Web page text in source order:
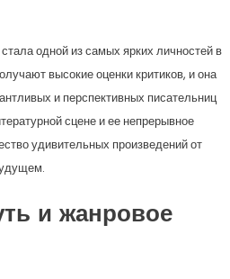
одной из самых ярких личностей в
высокие оценки критиков, и она
и перспективных писательниц
сцене и ее непрерывное
удивительных произведений от
и жанровое